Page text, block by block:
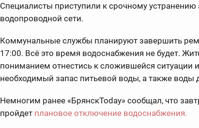
Специалисты приступили к срочному устранению
водопроводной сети.
Коммунальные службы планируют завершить
17:00. Всё это время водоснабжения не будет.
пониманием отнестись к сложившейся ситуации
необходимый запас питьевой воды, а также воды
Немногим ранее «БрянскToday» сообщал, что
пройдет плановое отключение водоснабжения.